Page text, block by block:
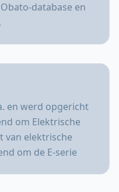
database en
en werd opgericht
om Elektrische
van elektrische
om de E-serie